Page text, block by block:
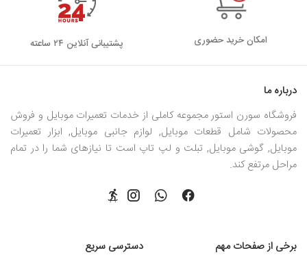
امکان خرید حضوری پشتیبانی آنلاین ۲۴ ساعته
درباره ما
فروشگاه سورن استور مجموعه کاملی از خدمات تعمیرات موبایل و فروش
محصولات شامل قطعات موبایل, لوازم جانبی موبایل, ابزار تعمیرات
موبایل, گوشی موبایل, تبلت و لپ تاپ است تا نیازهای شما را در تمام
مراحل مرتفع کند.
برخی از صفحات مهم دسترسی سریع